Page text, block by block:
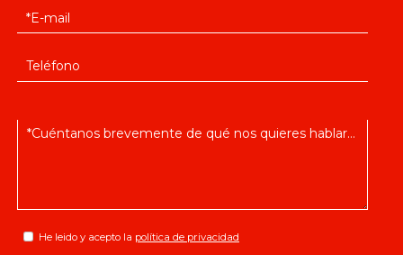
He leido y acepto la política de privacidad